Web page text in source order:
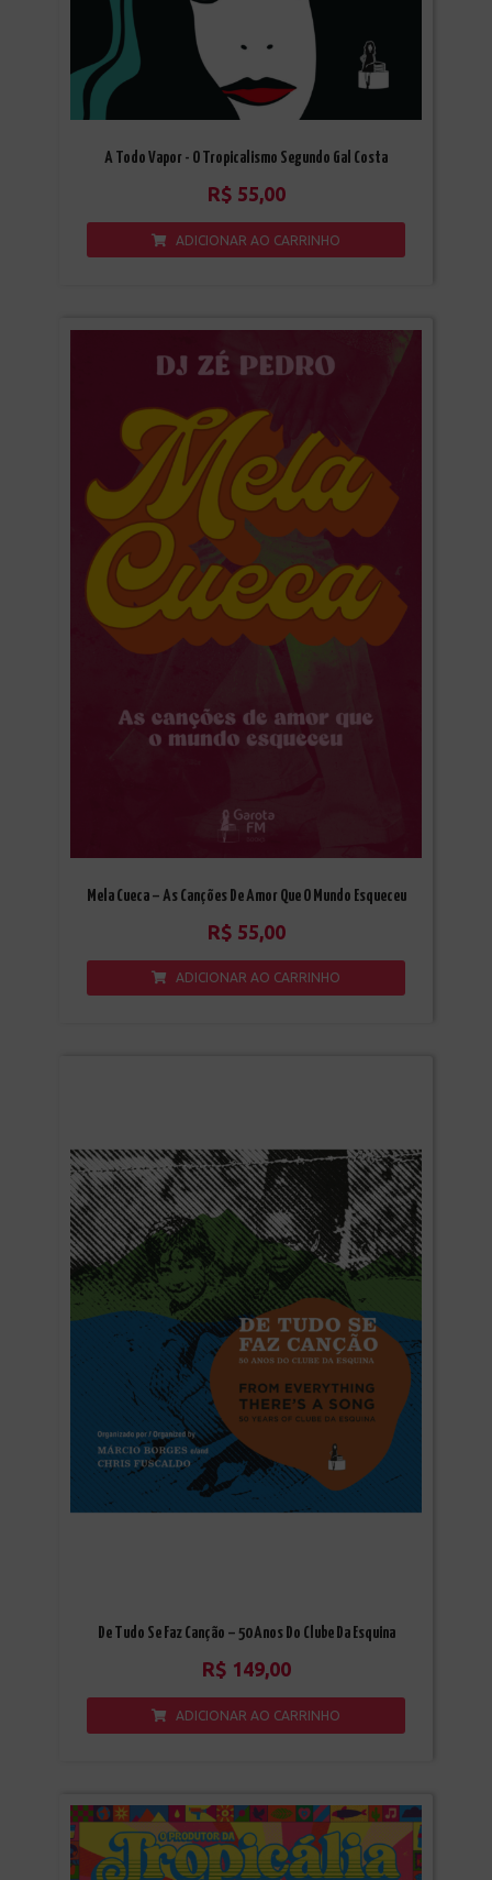
A Todo Vapor - O Tropicalismo Segundo Gal Costa
R$ 55,00
ADICIONAR AO CARRINHO
Mela Cueca – As Canções De Amor Que O Mundo Esqueceu
R$ 55,00
ADICIONAR AO CARRINHO
De Tudo Se Faz Canção – 50 Anos Do Clube Da Esquina
R$ 149,00
ADICIONAR AO CARRINHO